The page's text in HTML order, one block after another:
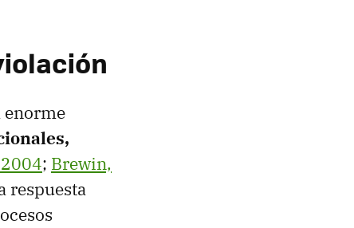
enorme
; Brewin,
respuesta